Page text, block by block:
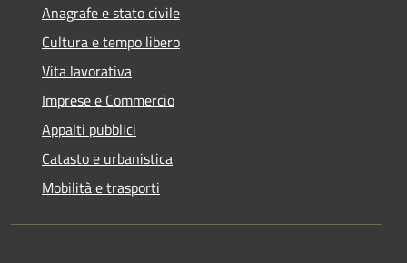
Anagrafe e stato civile
Cultura e tempo libero
Vita lavorativa
Imprese e Commercio
Appalti pubblici
Catasto e urbanistica
Mobilità e trasporti